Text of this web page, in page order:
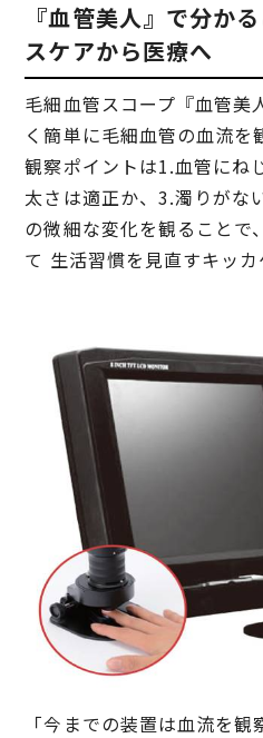
『血管美人』で分か
スケアから医療へ
毛細血管スコープ『血管美
く簡単に毛細血管の血流を
観察ポイントは1.血管にね
太さは適正か、3.濁りがな
の微細な変化を観ることで
て 生活習慣を見直すキッカ
「今までの装置は血流を